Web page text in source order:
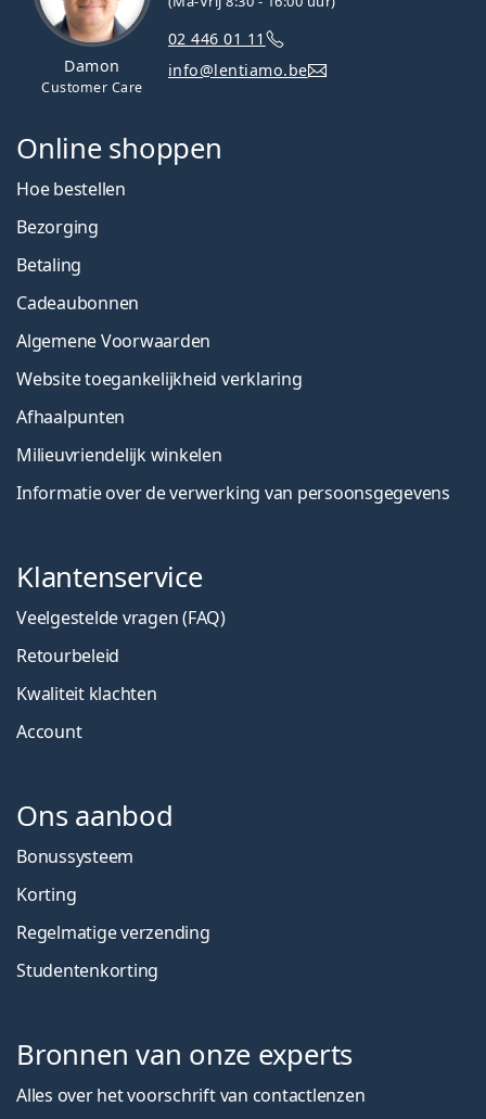
Damon
Customer Care
02 446 01 11
info@lentiamo.be
Online shoppen
Hoe bestellen
Bezorging
Betaling
Cadeaubonnen
Algemene Voorwaarden
Website toegankelijkheid verklaring
Afhaalpunten
Milieuvriendelijk winkelen
Informatie over de verwerking van persoonsgegevens
Klantenservice
Veelgestelde vragen (FAQ)
Retourbeleid
Kwaliteit klachten
Account
Ons aanbod
Bonussysteem
Korting
Regelmatige verzending
Studentenkorting
Bronnen van onze experts
Alles over het voorschrift van contactlenzen